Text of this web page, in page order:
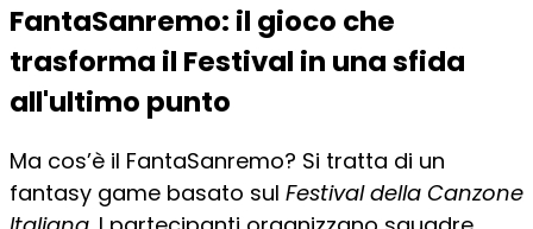
FantaSanremo: il gioco che
trasforma il Festival in una sfida
all'ultimo punto
Ma cos’è il FantaSanremo? Si tratta di un
fantasy game basato sul Festival della Canzone